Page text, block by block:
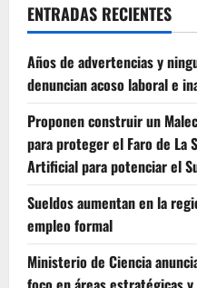
ENTRADAS RECIENTES
Años de advertencias y
denuncian acoso laboral e
Proponen construir un
para proteger el Faro de La
Artificial para potenciar el
Sueldos aumentan en la
empleo formal
Ministerio de Ciencia